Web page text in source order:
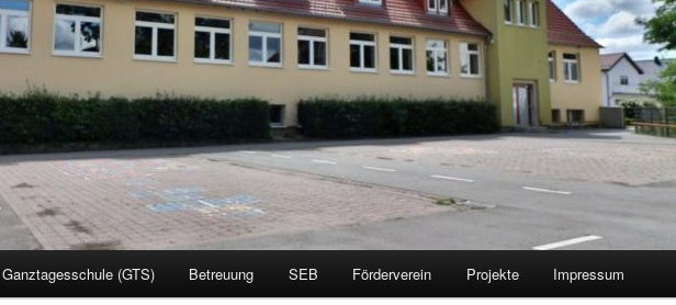
Ganztagesschule (GTS) Betreuung SEB Förderverein Projekte Impressum